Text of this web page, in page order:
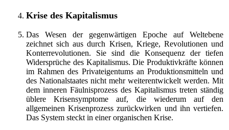
Krise des Kapitalismus
Das Wesen der gegenwärtigen Epoche auf Weltebene
zeichnet sich aus durch Krisen, Kriege, Revolutionen und
Konterrevolutionen. Sie sind die Konsequenz der tiefen
Widersprüche des Kapitalismus. Die Produktivkräfte können
im Rahmen des Privateigentums an Produktionsmitteln und
des Nationalstaates nicht mehr weiterentwickelt werden. Mit
dem inneren Fäulnisprozess des Kapitalismus treten ständig
üblere Krisensymptome auf, die wiederum auf den
allgemeinen Krisenprozess zurückwirken und ihn vertiefen.
Das System steckt in einer organischen Krise.